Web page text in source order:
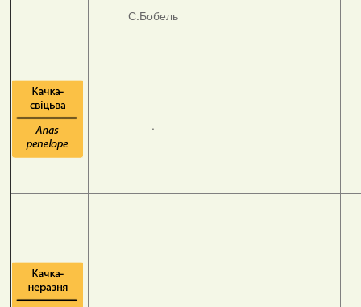
С.Бобель
.